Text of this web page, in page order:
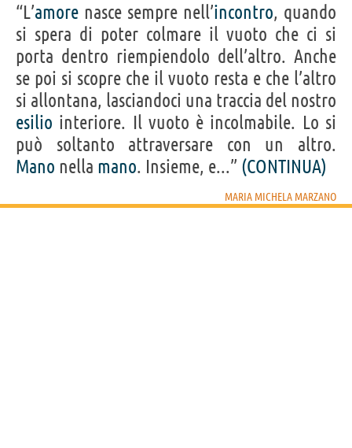
“L’amore nasce sempre nell’incontro, quando
si spera di poter colmare il vuoto che ci si
porta dentro riempiendolo dell’altro. Anche
se poi si scopre che il vuoto resta e che l’altro
si allontana, lasciandoci una traccia del nostro
esilio interiore. Il vuoto è incolmabile. Lo si
può soltanto attraversare con un altro.
Mano nella mano. Insieme, e...” (CONTINUA)
MARIA MICHELA MARZANO